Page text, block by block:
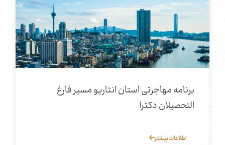
برنامه مهاجرتی استان انتاریو مسیر فارغ‌
التحصیلان دکترا
اطلاعات بیشتر